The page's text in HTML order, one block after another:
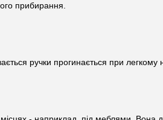
прибирання.
ручки прогинається при легкому